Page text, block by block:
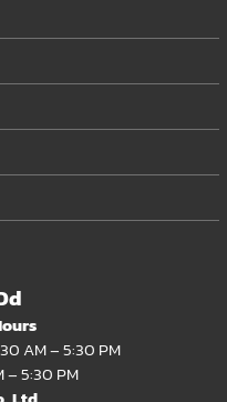
AM – 5:30 PM
– 5:30 PM